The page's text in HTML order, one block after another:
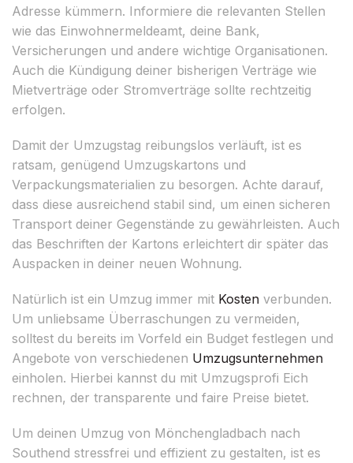
Adresse kümmern. Informiere die relevanten Stellen
wie das Einwohnermeldeamt, deine Bank,
Versicherungen und andere wichtige Organisationen.
Auch die Kündigung deiner bisherigen Verträge wie
Mietverträge oder Stromverträge sollte rechtzeitig
erfolgen.
Damit der Umzugstag reibungslos verläuft, ist es
ratsam, genügend Umzugskartons und
Verpackungsmaterialien zu besorgen. Achte darauf,
dass diese ausreichend stabil sind, um einen sicheren
Transport deiner Gegenstände zu gewährleisten. Auch
das Beschriften der Kartons erleichtert dir später das
Auspacken in deiner neuen Wohnung.
Natürlich ist ein Umzug immer mit Kosten verbunden.
Um unliebsame Überraschungen zu vermeiden,
solltest du bereits im Vorfeld ein Budget festlegen und
Angebote von verschiedenen Umzugsunternehmen
einholen. Hierbei kannst du mit Umzugsprofi Eich
rechnen, der transparente und faire Preise bietet.
Um deinen Umzug von Mönchengladbach nach
Southend stressfrei und effizient zu gestalten, ist es